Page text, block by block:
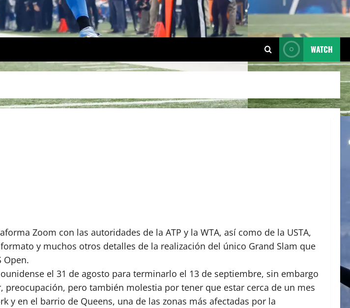
WATCH
Zoom con las autoridades de la ATP y la WTA, así como de la USTA,
y muchos otros detalles de la realización del único Grand Slam que
Open.
el 31 de agosto para terminarlo el 13 de septiembre, sin embargo
pero también molestia por tener que estar cerca de un mes
y en el barrio de Queens, una de las zonas más afectadas por la